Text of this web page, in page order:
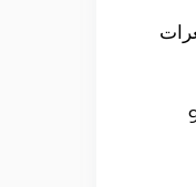
الدجاج فانها تزيد بمقدار 94